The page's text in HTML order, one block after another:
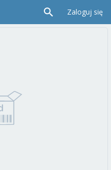
Zaloguj się